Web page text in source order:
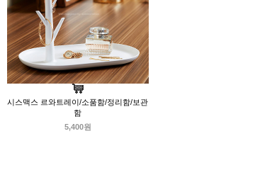
시스맥스 르와트레이/소품함/정리함/보관
함
5,400원